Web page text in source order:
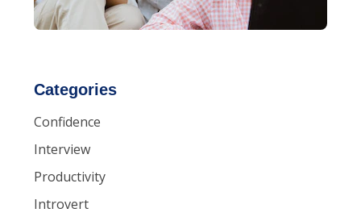
Categories
Confidence
Interview
Productivity
Introvert